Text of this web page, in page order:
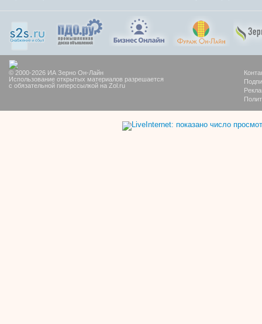
© 2000-2026 ИА Зерно Он-Лайн
Использование открытых материалов разрешается
с обязательной гиперссылкой на Zol.ru